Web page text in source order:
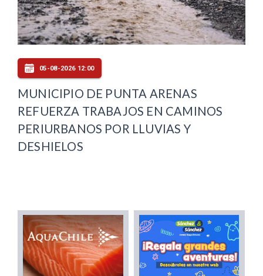
05-08-2026 12:00
MUNICIPIO DE PUNTA ARENAS
REFUERZA TRABAJOS EN CAMINOS
PERIURBANOS POR LLUVIAS Y
DESHIELOS